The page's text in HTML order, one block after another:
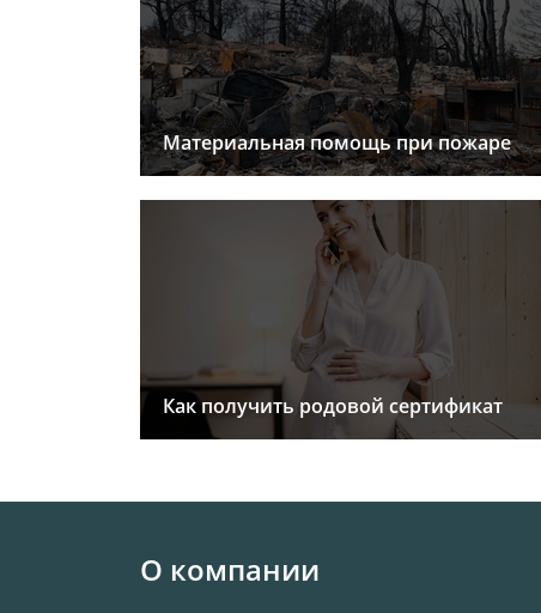
Материальная помощь при пожаре
Как получить родовой сертификат
О компании